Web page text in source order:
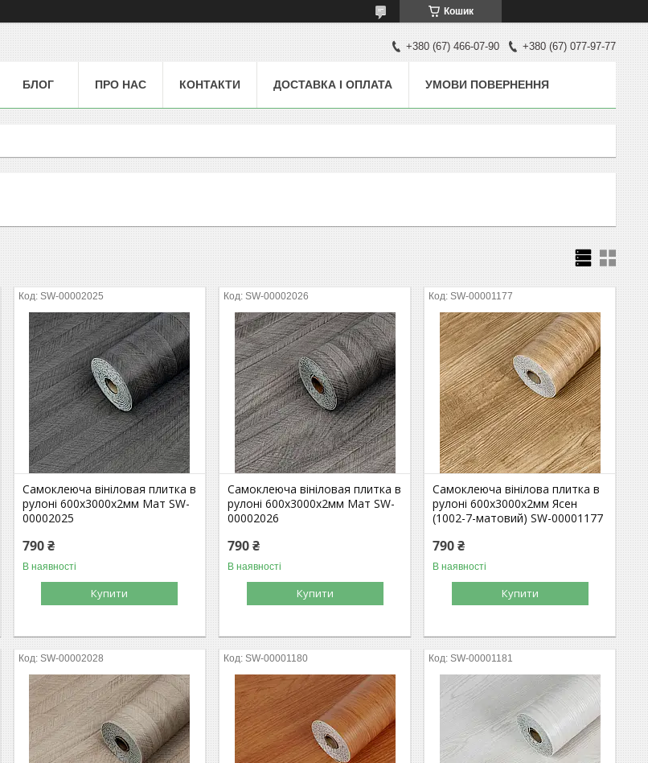
Кошик
+380 (67) 466-07-90 +380 (67) 077-97-77
БЛОГ ПРО НАС КОНТАКТИ ДОСТАВКА І ОПЛАТА УМОВИ ПОВЕРНЕННЯ
SW-00002025
Самоклеюча вініловая плитка в
рулоні 600х3000х2мм Мат SW-
00002025
790 ₴
В наявності
Купити
SW-00002026
Самоклеюча вініловая плитка в
рулоні 600х3000х2мм Мат SW-
00002026
790 ₴
В наявності
Купити
SW-00001177
Самоклеюча вінілова плитка в
рулоні 600х3000х2мм Ясен
(1002-7-матовий) SW-00001177
790 ₴
В наявності
Купити
SW-00002028 SW-00001180 SW-00001181